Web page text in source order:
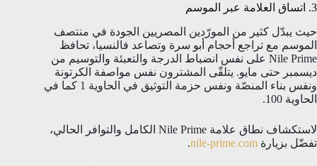
3. اتساق العلامة عبر الموسم
حيث يبدّل كثير من المورّدين المصريين الجودة في منتصف
الموسم مع تراجع أحجام أبو سرة وتصاعد فالنسيا، تحافظ
Nile Prime على نفس انضباط الدرجة والتعبئة والتوسيم من
ديسمبر حتى مايو. يتلقّى المشترون نفس مواصفة الكرتونة
ونفس بناء المنصّة ونفس حزمة التوثيق في الحاوية 1 كما في
الحاوية 100.
لاستكشاف نطاق علامة Nile Prime الكامل والتوافر الحالي،
تفضّل بزيارة nile-prime.com
.